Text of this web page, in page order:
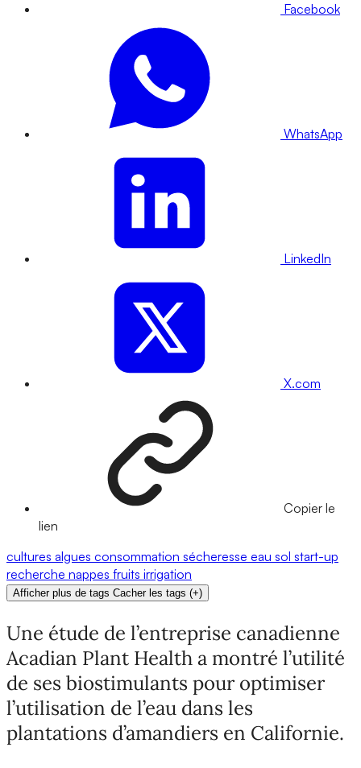
Facebook
WhatsApp
LinkedIn
X.com
Copier le
lien
cultures algues consommation sécheresse eau sol start-up
recherche nappes fruits irrigation
Afficher plus de tags Cacher les tags (+)
Une étude de l’entreprise canadienne
Acadian Plant Health a montré l’utilité
de ses biostimulants pour optimiser
l’utilisation de l’eau dans les
plantations d’amandiers en Californie.